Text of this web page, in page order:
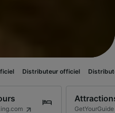
officiel Distributeur officiel
GetYourGuide